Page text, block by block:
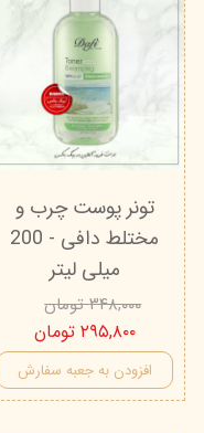
تونر پوست چرب و
مختلط دافی - 200
میلی لیتر
۳۴۸,۰۰۰ تومان
۲۹۵,۸۰۰ تومان
افزودن به جعبه سفارش